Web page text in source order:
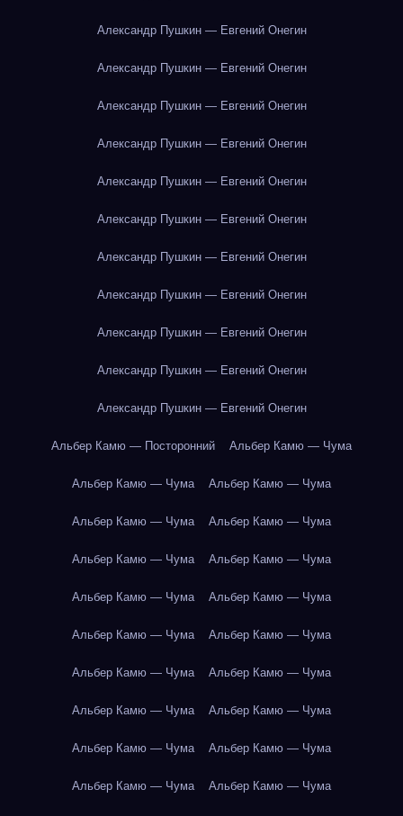
Александр Пушкин — Евгений Онегин
Александр Пушкин — Евгений Онегин
Александр Пушкин — Евгений Онегин
Александр Пушкин — Евгений Онегин
Александр Пушкин — Евгений Онегин
Александр Пушкин — Евгений Онегин
Александр Пушкин — Евгений Онегин
Александр Пушкин — Евгений Онегин
Александр Пушкин — Евгений Онегин
Александр Пушкин — Евгений Онегин
Александр Пушкин — Евгений Онегин
Альбер Камю — Посторонний Альбер Камю — Чума
Альбер Камю — Чума Альбер Камю — Чума
Альбер Камю — Чума Альбер Камю — Чума
Альбер Камю — Чума Альбер Камю — Чума
Альбер Камю — Чума Альбер Камю — Чума
Альбер Камю — Чума Альбер Камю — Чума
Альбер Камю — Чума Альбер Камю — Чума
Альбер Камю — Чума Альбер Камю — Чума
Альбер Камю — Чума Альбер Камю — Чума
Альбер Камю — Чума Альбер Камю — Чума